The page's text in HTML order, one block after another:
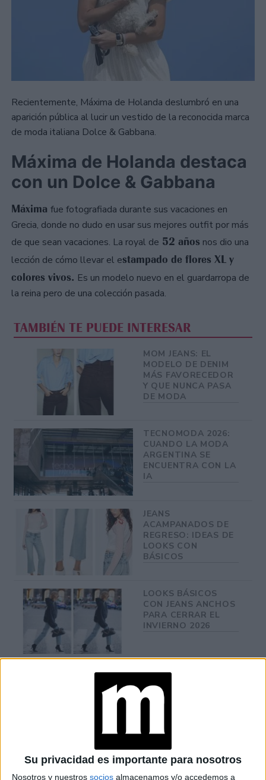
Su privacidad es importante para nosotros
Nosotros y nuestros socios almacenamos y/o accedemos a
Recientemente, Máxima de Holanda deslumbró en una
aparición pública al lucir un vestido de la reconocida marca
de moda italiana Dolce & Gabbana.
Máxima de Holanda destaca
con un Dolce & Gabbana
Máxima fue fotografiada durante sus vacaciones en
Grecia, donde no dudo en usar sus mejores outfit por más
de que sean vacaciones. La royal de 52 años nos dio una
lección de cómo llevar el estampado de flores XL y
colores vivos. Es un modelo nuevo en el guardarropa de
la reina pero de una colección pasada.
TAMBIÉN TE PUEDE INTERESAR
MOM JEANS: EL
MODELO DE DENIM
MÁS FAVORECEDOR
Y QUE NUNCA PASA
DE MODA
TECNOMODA 2026:
CUANDO LA MODA
ARGENTINA SE
ENCUENTRA CON LA
IA
JEANS
ACAMPANADOS DE
REGRESO: IDEAS DE
LOOKS CON
BÁSICOS
LOOKS BÁSICOS
CON JEANS ANCHOS
PARA CERRAR EL
INVIERNO 2026